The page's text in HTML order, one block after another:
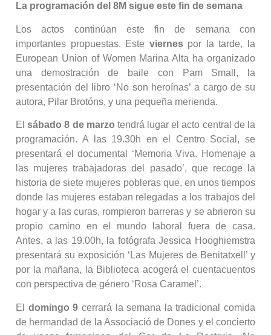
La programación del 8M sigue este fin de semana
Los actos continúan este fin de semana con
importantes propuestas. Este viernes por la tarde, la
European Union of Women Marina Alta ha organizado
una demostración de baile con Pam Small, la
presentación del libro ‘No son heroínas’ a cargo de su
autora, Pilar Brotóns, y una pequeña merienda.
Elsábado 8 de marzo tendrá lugar el acto central de la
programación. A las 19.30h en el Centro Social, se
presentará el documental ‘Memoria Viva. Homenaje a
las mujeres trabajadoras del pasado’, que recoge la
historia de siete mujeres pobleras que, en unos tiempos
donde las mujeres estaban relegadas a los trabajos del
hogar y a las curas, rompieron barreras y se abrieron su
propio camino en el mundo laboral fuera de casa.
Antes, a las 19.00h, la fotógrafa Jessica Hooghiemstra
presentará su exposición ‘Las Mujeres de Benitatxell’ y
por la mañana, la Biblioteca acogerá el cuentacuentos
con perspectiva de género ‘Rosa Caramel’.
El domingo 9 cerrará la semana la tradicional comida
de hermandad de la Associació de Dones y el concierto